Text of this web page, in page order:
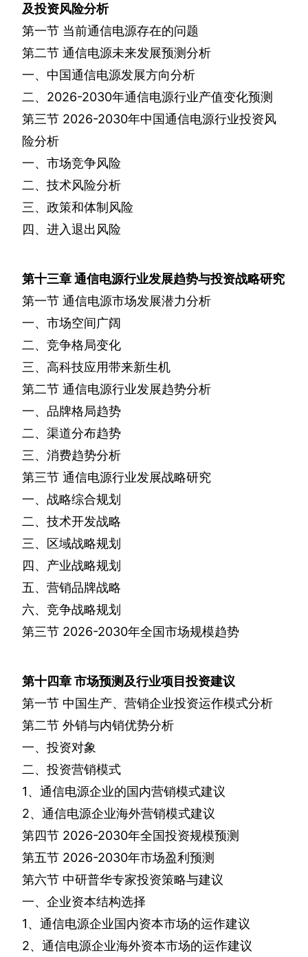
及投资风险分析
第一节 当前通信电源存在的问题
第二节 通信电源未来发展预测分析
一、中国通信电源发展方向分析
二、 2026-2030年通信电源行业产值变化预测
第三节 2026-2030年中国通信电源行业投资风
险分析
一、市场竞争风险
二、技术风险分析
三、政策和体制风险
四、进入退出风险
第十三章通信电源行业发展趋势与投资战略研究
第一节 通信电源市场发展潜力分析
一、市场空间广阔
二、竞争格局变化
三、高科技应用带来新生机
第二节 通信电源行业发展趋势分析
一、品牌格局趋势
二、渠道分布趋势
三、消费趋势分析
第三节 通信电源行业发展战略研究
一、战略综合规划
二、技术开发战略
三、区域战略规划
四、产业战略规划
五、营销品牌战略
六、竞争战略规划
第三节 2026-2030年全国市场规模趋势
第十四章市场预测及行业项目投资建议
第一节 中国生产、营销企业投资运作模式分析
第二节 外销与内销优势分析
一、投资对象
二、投资营销模式
1、通信电源企业的国内营销模式建议
2、通信电源企业海外营销模式建议
第四节 2026-2030年全国投资规模预测
第五节 2026-2030年市场盈利预测
第六节 中研普华专家投资策略与建议
一、企业资本结构选择
1、通信电源企业国内资本市场的运作建议
2、通信电源企业海外资本市场的运作建议